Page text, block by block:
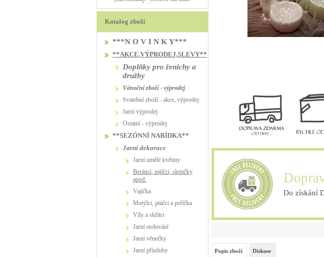
PŮJČOVNA
PŮJČOVNA
Katalog zboží
***N O V I N K Y***
**AKCE,VÝPRODEJ,SLEVY**
Doplňky pro ženichy a
družby
vánoční zboží - výprodej
svatební zboží - akce, výprodej
jarní výprodej
ostatní - výprodej
**SEZÓNNÍ NABÍDKA**
jarní dekorace
jarní umělé květiny
beránci, zajíčci, slepičky
apod.
vajíčka
motýlci, ptáčci a peříčka
víly a skřítci
jarní stolování
jarní věnečky
jarní přízdoby
Do získání
Popis zboží Diskuse